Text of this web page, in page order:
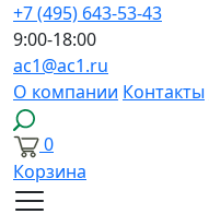
+7 (495) 643-53-43
9:00-18:00
ac1@ac1.ru
О компании Контакты
0
Корзина